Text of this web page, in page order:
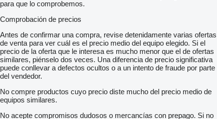
para que lo comprobemos.
Comprobación de precios
Antes de confirmar una compra, revise detenidamente varias ofertas
de venta para ver cuál es el precio medio del equipo elegido. Si el
precio de la oferta que le interesa es mucho menor que el de ofertas
similares, piénselo dos veces. Una diferencia de precio significativa
puede conllevar a defectos ocultos o a un intento de fraude por parte
del vendedor.
No compre productos cuyo precio diste mucho del precio medio de
equipos similares.
No acepte compromisos dudosos o mercancías con prepago. Si no